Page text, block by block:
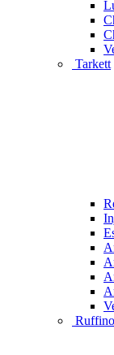
Tarkett
Ruffino